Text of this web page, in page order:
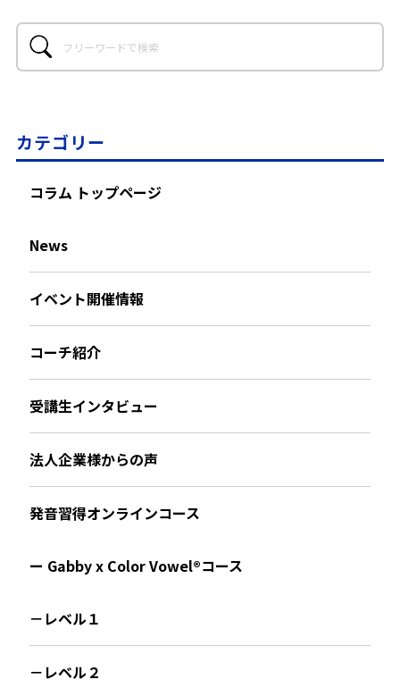
カテゴリー
コラム トップページ
News
イベント開催情報
コーチ紹介
受講生インタビュー
法人企業様からの声
発音習得オンラインコース
ー Gabby x Color Vowel®︎コース
－レベル１
－レベル２